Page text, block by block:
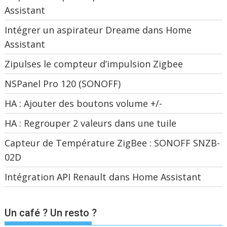
Assistant
Intégrer un aspirateur Dreame dans Home
Assistant
Zipulses le compteur d’impulsion Zigbee
NSPanel Pro 120 (SONOFF)
HA : Ajouter des boutons volume +/-
HA : Regrouper 2 valeurs dans une tuile
Capteur de Température ZigBee : SONOFF SNZB-
02D
Intégration API Renault dans Home Assistant
Un café ? Un resto ?